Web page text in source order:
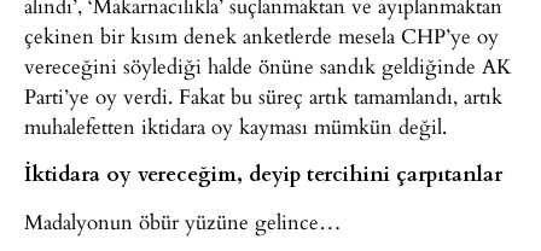
çekinen bir kısım denek anketlerde mesela CHP’ye oy
vereceğini söylediği halde önüne sandık geldiğinde AK
Parti’ye oy verdi. Fakat bu süreç artık tamamlandı, artık
muhalefetten iktidara oy kayması mümkün değil.
İktidara oy vereceğim, deyip tercihini çarpıtanlar
Madalyonun öbür yüzüne gelince…